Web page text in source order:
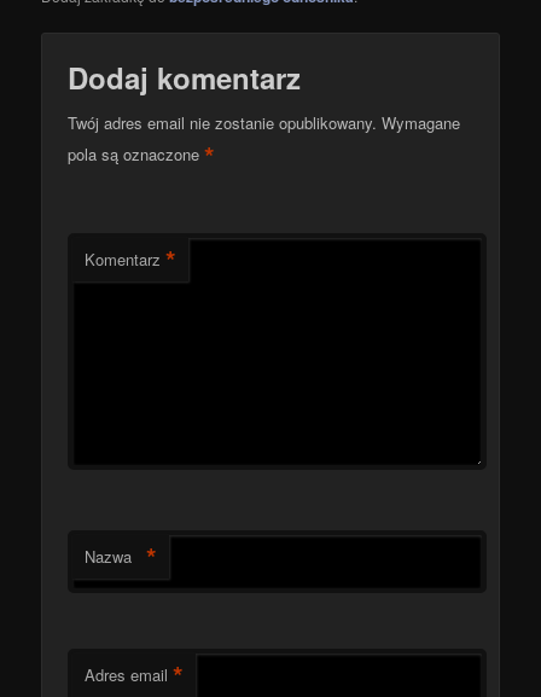
Dodaj komentarz
Twój adres email nie zostanie opublikowany. Wymagane
pola są oznaczone*
Komentarz *
Nazwa *
Adres email *